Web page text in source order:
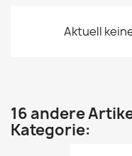
Aktuell
16 andere
Kategorie: